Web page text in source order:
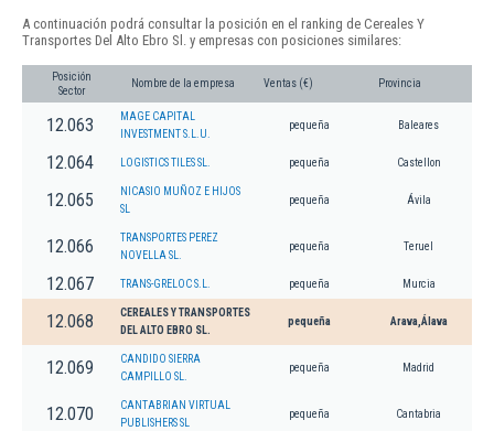
A continuación podrá consultar la posición en el ranking de Cereales Y
Transportes Del Alto Ebro Sl. y empresas con posiciones similares:
Posición
Sector
Nombre de la empresa Ventas (€) Provincia
12.063
MAGE CAPITAL
INVESTMENT S.L.U.
pequeña Baleares
12.064 LOGISTICS TILES SL. pequeña Castellon
12.065
NICASIO MUÑOZ E HIJOS
SL
pequeña Ávila
12.066
TRANSPORTES PEREZ
NOVELLA SL.
pequeña Teruel
12.067 TRANS-GRELOC S.L. pequeña Murcia
12.068
CEREALES Y TRANSPORTES
DEL ALTO EBRO SL.
pequeña Arava,Álava
12.069
CANDIDO SIERRA
CAMPILLO SL.
pequeña Madrid
12.070
CANTABRIAN VIRTUAL
PUBLISHERS SL
pequeña Cantabria